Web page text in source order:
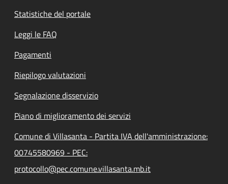
Statistiche del portale
Leggi le FAQ
Pagamenti
Riepilogo valutazioni
Segnalazione disservizio
Piano di miglioramento dei servizi
Comune di Villasanta - Partita IVA dell'amministrazione:
00745580969 - PEC:
protocollo@pec.comune.villasanta.mb.it